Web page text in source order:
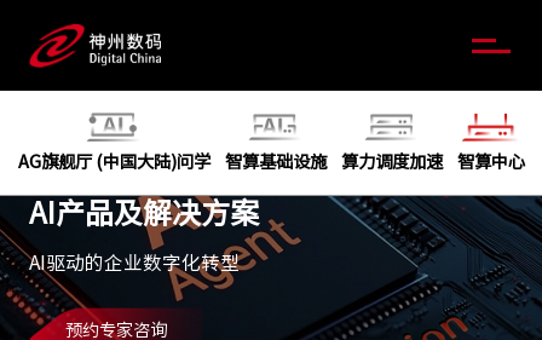
AI产品及解决方案
AI驱动的企业数字化转型
预约专家咨询
AG旗舰厅 (中国大陆)问学 智算基础设施 算力调度加速 智算中心